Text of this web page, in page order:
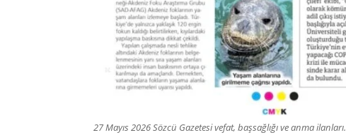
27 Mayıs 2026 Sözcü Gazetesi vefat, başsağlığı ve anma ilanları.